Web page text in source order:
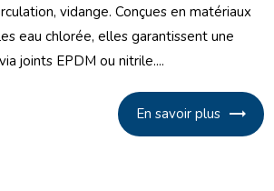
vidange. Conçues en matériaux
eau chlorée, elles garantissent une
joints EPDM ou nitrile....
En savoir plus